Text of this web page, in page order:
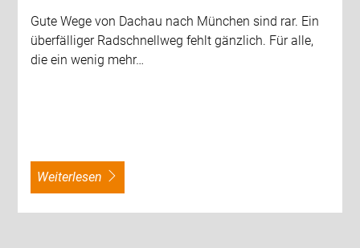
Gute Wege von Dachau nach München sind rar. Ein
überfälliger Radschnellweg fehlt gänzlich. Für alle,
die ein wenig mehr…
weiterlesen